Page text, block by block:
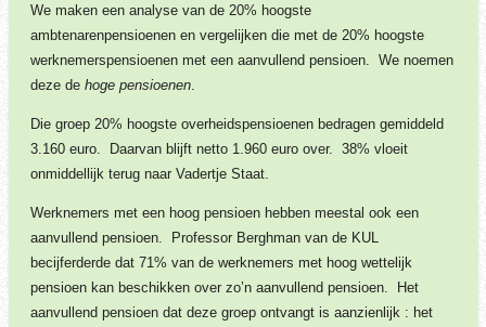
We maken een analyse van de 20% hoogste
ambtenarenpensioenen en vergelijken die met de 20% hoogste
werknemerspensioenen met een aanvullend pensioen. We noemen
deze de hoge pensioenen.
Die groep 20% hoogste overheidspensioenen bedragen gemiddeld
3.160 euro. Daarvan blijft netto 1.960 euro over. 38% vloeit
onmiddellijk terug naar Vadertje Staat.
Werknemers met een hoog pensioen hebben meestal ook een
aanvullend pensioen. Professor Berghman van de KUL
becijferderde dat 71% van de werknemers met hoog wettelijk
pensioen kan beschikken over zo’n aanvullend pensioen. Het
aanvullend pensioen dat deze groep ontvangt is aanzienlijk : het